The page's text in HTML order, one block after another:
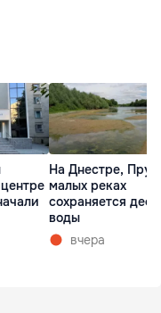
На Днестре,
малых реках
сохраняется
воды
вчера